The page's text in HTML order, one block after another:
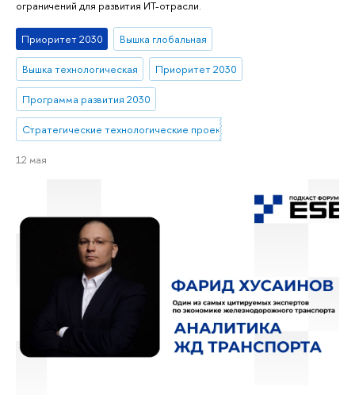
ограничений для развития ИТ-отрасли.
Приоритет 2030 Вышка глобальная
Вышка технологическая Приоритет 2030
Программа развития 2030
Стратегические технологические проекты
12 мая